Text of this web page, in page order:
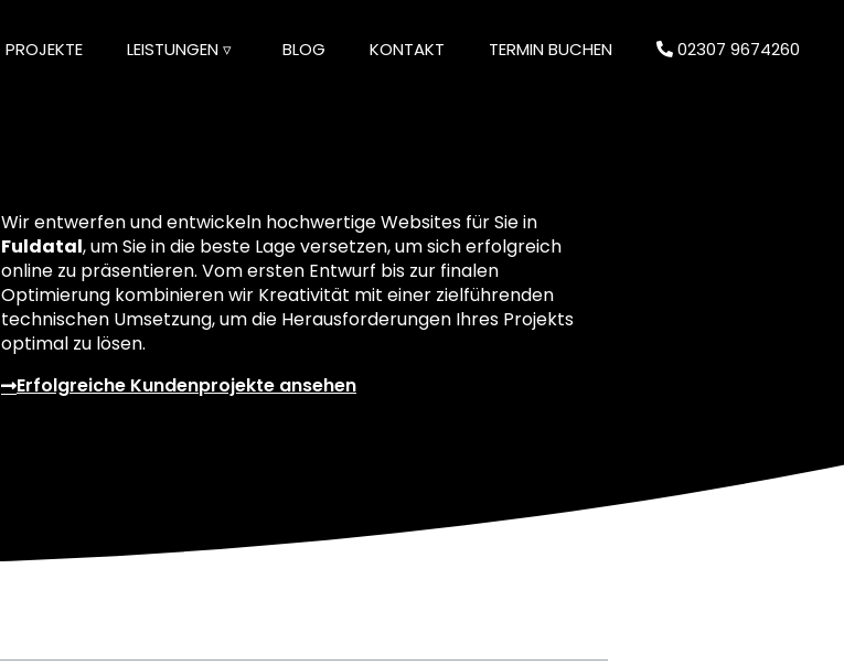
PROJEKTE LEISTUNGEN ▿ BLOG KONTAKT TERMIN BUCHEN 02307 9674260
Wir entwerfen und entwickeln hochwertige Websites für Sie in
Fuldatal, um Sie in die beste Lage versetzen, um sich erfolgreich
online zu präsentieren. Vom ersten Entwurf bis zur finalen
Optimierung kombinieren wir Kreativität mit einer zielführenden
technischen Umsetzung, um die Herausforderungen Ihres Projekts
optimal zu lösen.
Erfolgreiche Kundenprojekte ansehen